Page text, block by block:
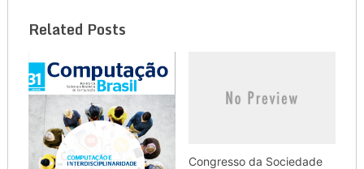
Related Posts
Congresso da Sociedade